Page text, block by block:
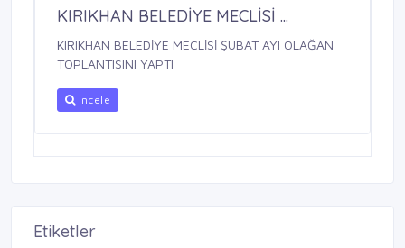
KIRIKHAN BELEDİYE MECLİSİ ...
KIRIKHAN BELEDİYE MECLİSİ ŞUBAT AYI OLAĞAN
TOPLANTISINI YAPTI
İncele
Etiketler